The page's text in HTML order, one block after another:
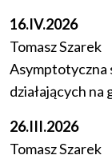
16.IV.2026
Tomasz Szarek
Asymptotyczna
działających na
26.III.2026
Tomasz Szarek